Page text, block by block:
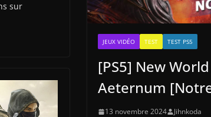
sur
JEUX VIDÉO TEST TEST PS5
[PS5] New World
Aeternum
13 novembre 2024 Jihnkoda